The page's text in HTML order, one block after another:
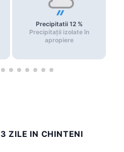
Precipitatii 12%
Precipitații izolate în
apropiere
ZILE IN CHINTENI